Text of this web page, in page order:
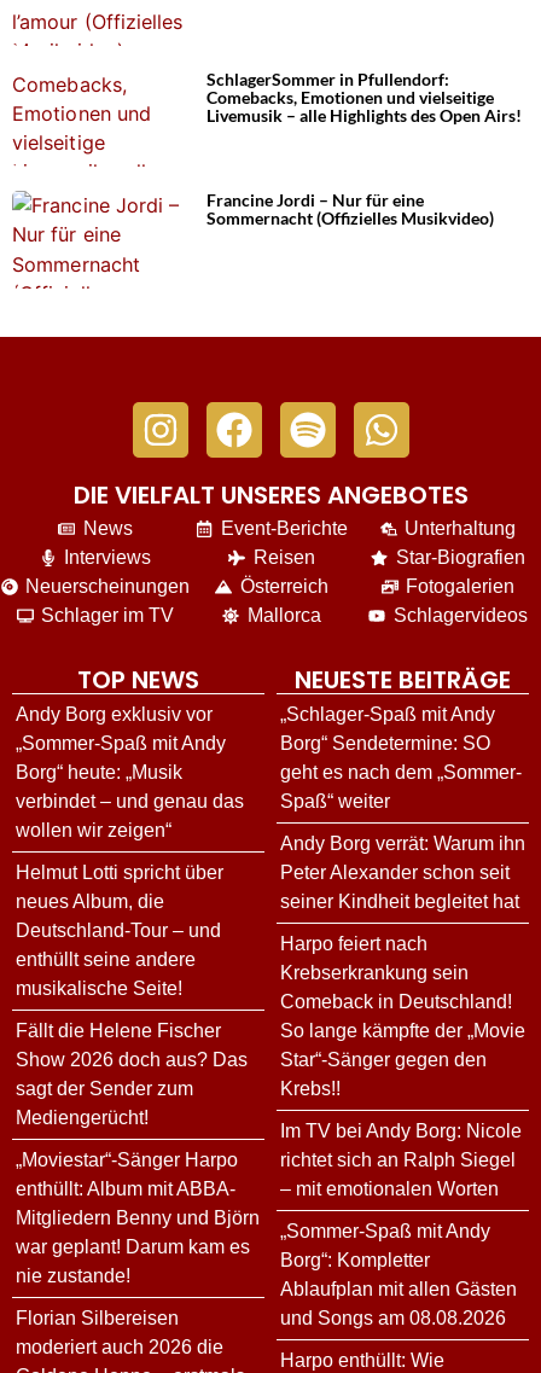
SchlagerSommer in Pfullendorf:
Comebacks, Emotionen und vielseitige
Livemusik – alle Highlights des Open Airs!
Francine Jordi – Nur für eine
Sommernacht (Offizielles Musikvideo)
DIE VIELFALT UNSERES ANGEBOTES
News
Interviews
Neuerscheinungen
Schlager im TV
Event-Berichte
Reisen
Österreich
Mallorca
Unterhaltung
Star-Biografien
Fotogalerien
Schlagervideos
TOP NEWS
Andy Borg exklusiv vor
„Sommer-Spaß mit Andy
Borg“ heute: „Musik
verbindet – und genau das
wollen wir zeigen“
Helmut Lotti spricht über
neues Album, die
Deutschland-Tour – und
enthüllt seine andere
musikalische Seite!
Fällt die Helene Fischer
Show 2026 doch aus? Das
sagt der Sender zum
Mediengerücht!
„Moviestar“-Sänger Harpo
enthüllt: Album mit ABBA-
Mitgliedern Benny und Björn
war geplant! Darum kam es
nie zustande!
Florian Silbereisen
moderiert auch 2026 die
NEUESTE BEITRÄGE
„Schlager-Spaß mit Andy
Borg“ Sendetermine: SO
geht es nach dem „Sommer-
Spaß“ weiter
Andy Borg verrät: Warum ihn
Peter Alexander schon seit
seiner Kindheit begleitet hat
Harpo feiert nach
Krebserkrankung sein
Comeback in Deutschland!
So lange kämpfte der „Movie
Star“-Sänger gegen den
Krebs!!
Im TV bei Andy Borg: Nicole
richtet sich an Ralph Siegel
– mit emotionalen Worten
„Sommer-Spaß mit Andy
Borg“: Kompletter
Ablaufplan mit allen Gästen
und Songs am 08.08.2026
Harpo enthüllt: Wie